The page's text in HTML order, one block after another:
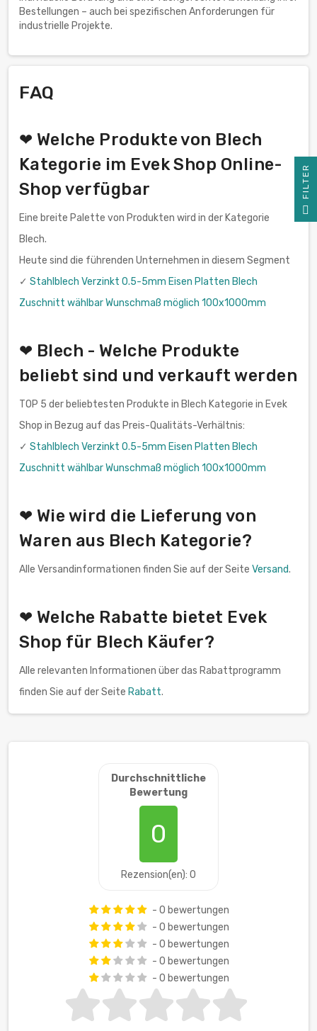
Bestellungen – auch bei spezifischen Anforderungen für
industrielle Projekte.
FAQ
❤ Welche Produkte von Blech
Kategorie im Evek Shop Online-
Shop verfügbar
Eine breite Palette von Produkten wird in der Kategorie
Blech.
Heute sind die führenden Unternehmen in diesem Segment
✓ Stahlblech Verzinkt 0.5-5mm Eisen Platten Blech
Zuschnitt wählbar Wunschmaß möglich 100x1000mm
❤ Blech - Welche Produkte
beliebt sind und verkauft werden
TOP 5 der beliebtesten Produkte in Blech Kategorie in Evek
Shop in Bezug auf das Preis-Qualitäts-Verhältnis:
✓ Stahlblech Verzinkt 0.5-5mm Eisen Platten Blech
Zuschnitt wählbar Wunschmaß möglich 100x1000mm
❤ Wie wird die Lieferung von
Waren aus Blech Kategorie?
Alle Versandinformationen finden Sie auf der Seite Versand.
❤ Welche Rabatte bietet Evek
Shop für Blech Käufer?
Alle relevanten Informationen über das Rabattprogramm
finden Sie auf der Seite Rabatt.
Durchschnittliche
Bewertung
0
Rezension(en): 0
- 0 bewertungen
- 0 bewertungen
- 0 bewertungen
- 0 bewertungen
- 0 bewertungen
R